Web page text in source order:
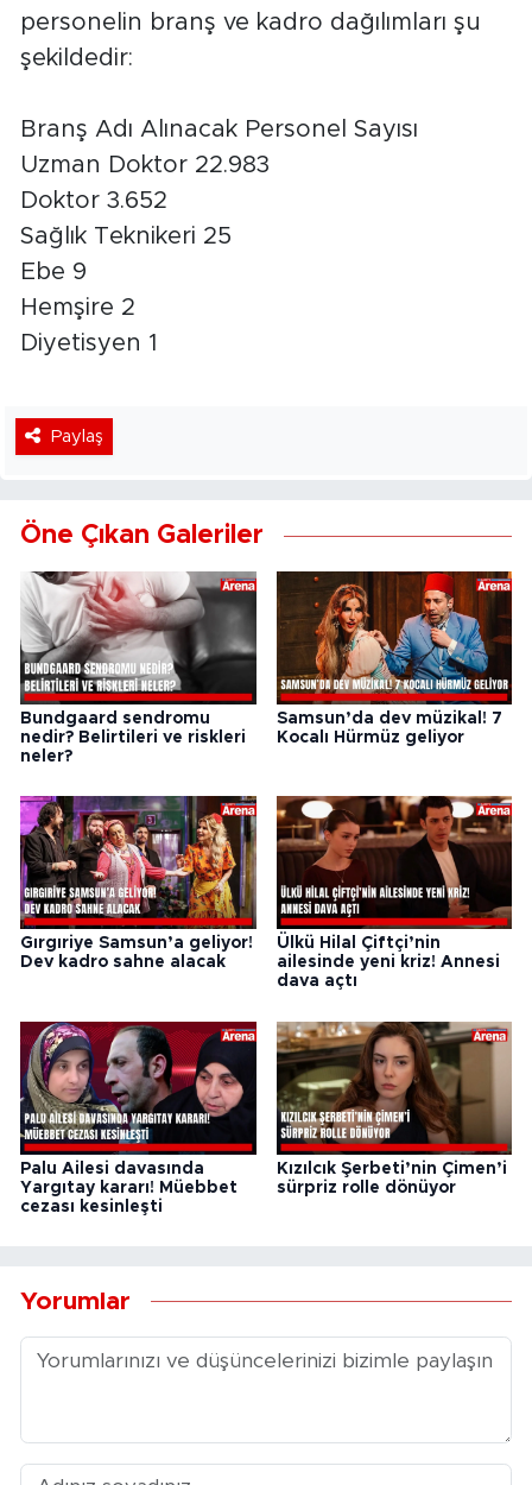
personelin branş ve kadro dağılımları şu
şekildedir:
Branş Adı Alınacak Personel Sayısı
Uzman Doktor 22.983
Doktor 3.652
Sağlık Teknikeri 25
Ebe 9
Hemşire 2
Diyetisyen 1
Paylaş
Öne Çıkan Galeriler
Bundgaard sendromu
nedir? Belirtileri ve riskleri
neler?
Samsun’da dev müzikal! 7
Kocalı Hürmüz geliyor
Gırgıriye Samsun’a geliyor!
Dev kadro sahne alacak
Ülkü Hilal Çiftçi’nin
ailesinde yeni kriz! Annesi
dava açtı
Palu Ailesi davasında
Yargıtay kararı! Müebbet
cezası kesinleşti
Kızılcık Şerbeti’nin Çimen’i
sürpriz rolle dönüyor
Yorumlar